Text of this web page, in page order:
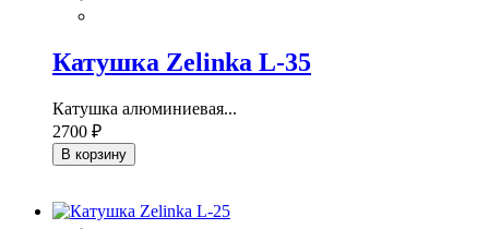
Катушка Zelinka L-35
Катушка алюминиевая...
2700 ₽
В корзину